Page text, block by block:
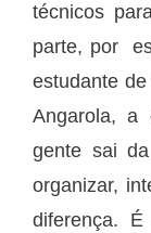
técnicos
parte, por
estudante
Angarola, a
gente sai
organizar,
diferença.